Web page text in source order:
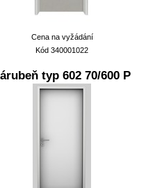
Cena na vyžádání
Kód 340001022
typ 602 70/600 P